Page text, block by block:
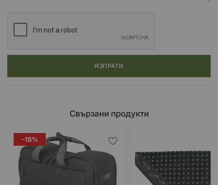
ИЗПРАТИ
Свързани продукти
-15%